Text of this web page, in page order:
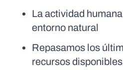
La actividad
entorno natural
Repasamos los
recursos